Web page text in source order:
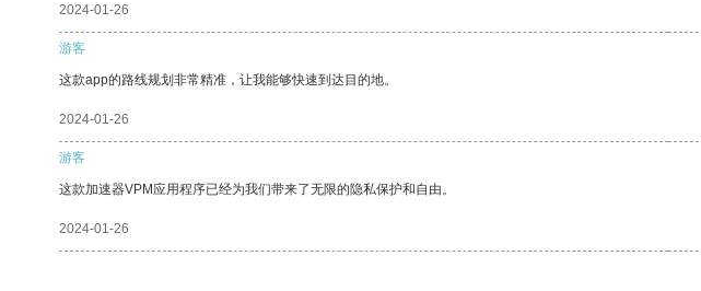
2024-01-26
游客
这款app的路线规划非常精准，让我能够快速到达目的地。
2024-01-26
游客
这款加速器VPM应用程序已经为我们带来了无限的隐私保护和自由。
2024-01-26